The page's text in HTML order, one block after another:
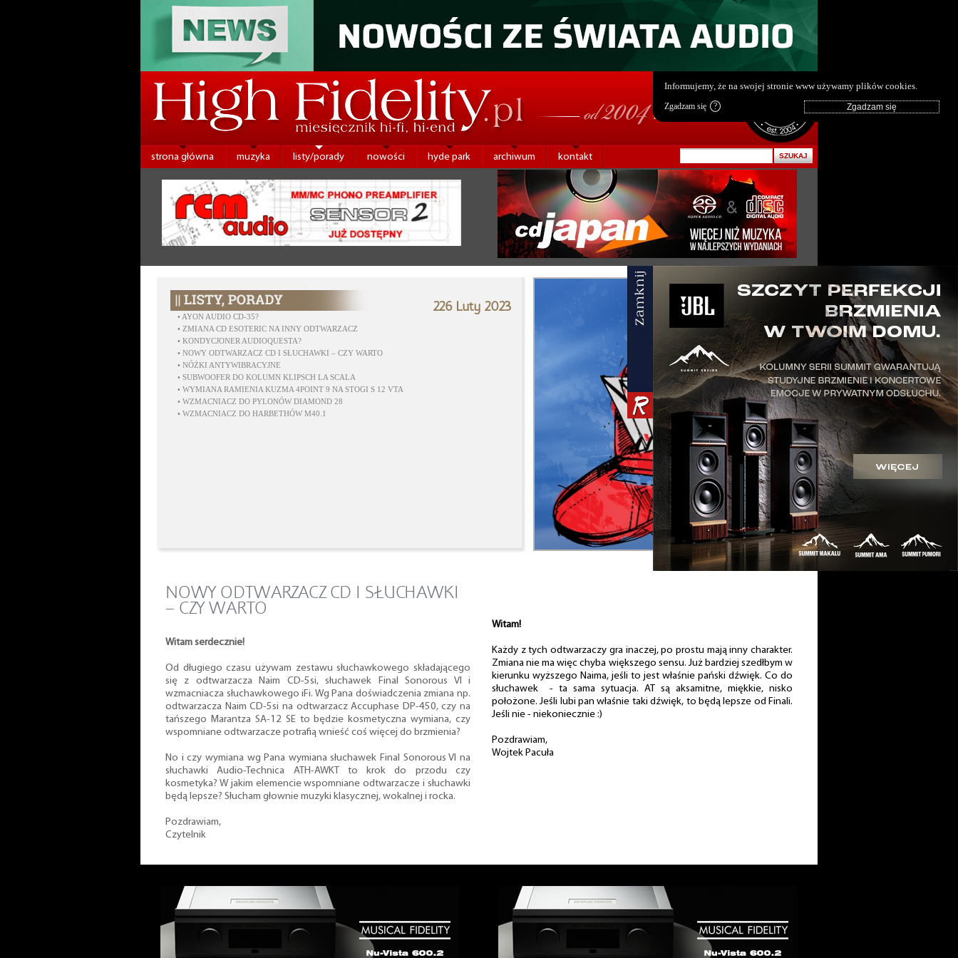
strona główna muzyka listy/porady nowości hyde park archiwum kontakt
226 Luty 2023
• AYON AUDIO CD-35?
• ZMIANA CD ESOTERIC NA INNY ODTWARZACZ
• KONDYCJONER AUDIOQUESTA?
• NOWY ODTWARZACZ CD I SŁUCHAWKI – CZY WARTO
• NÓŻKI ANTYWIBRACYJNE
• SUBWOOFER DO KOLUMN KLIPSCH LA SCALA
• WYMIANA RAMIENIA KUZMA 4POINT 9 NA STOGI S 12 VTA
• WZMACNIACZ DO PYLONÓW DIAMOND 28
• WZMACNIACZ DO HARBETHÓW M40.1
NOWY ODTWARZACZ CD I SŁUCHAWKI
– CZY WARTO
Witam serdecznie!
Od długiego czasu używam zestawu słuchawkowego składającego
się z odtwarzacza Naim CD-5si, słuchawek Final Sonorous VI i
wzmacniacza słuchawkowego iFi. Wg Pana doświadczenia zmiana np.
odtwarzacza Naim CD-5si na odtwarzacz Accuphase DP-450, czy na
tańszego Marantza SA-12 SE to będzie kosmetyczna wymiana, czy
wspomniane odtwarzacze potrafią wnieść coś więcej do brzmienia?
No i czy wymiana wg Pana wymiana słuchawek Final Sonorous VI na
słuchawki Audio-Technica ATH-AWKT to krok do przodu czy
kosmetyka? W jakim elemencie wspomniane odtwarzacze i słuchawki
będą lepsze? Słucham głownie muzyki klasycznej, wokalnej i rocka.
Pozdrawiam,
Czytelnik
Witam!
Każdy z tych odtwarzaczy gra inaczej, po prostu mają inny charakter.
Zmiana nie ma więc chyba większego sensu. Już bardziej szedłbym w
kierunku wyższego Naima, jeśli to jest właśnie pański dźwięk. Co do
słuchawek - ta sama sytuacja. AT są aksamitne, miękkie, nisko
położone. Jeśli lubi pan właśnie taki dźwięk, to będą lepsze od Finali.
Jeśli nie - niekoniecznie :)
Pozdrawiam,
Wojtek Pacuła
Informujemy, że na swojej stronie www używamy plików cookies.
Zgadzam się ?